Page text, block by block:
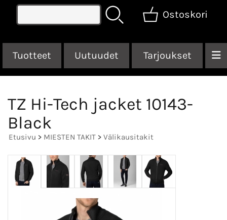
Ostoskori
Tuotteet Uutuudet Tarjoukset
TZ Hi-Tech jacket 10143-
Black
Etusivu > MIESTEN TAKIT > Välikausitakit